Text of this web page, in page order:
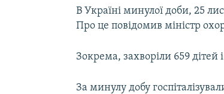
В Україні минулої доби, 25
Про це повідомив міністр
Зокрема, захворіли 659 дітей
За минулу добу